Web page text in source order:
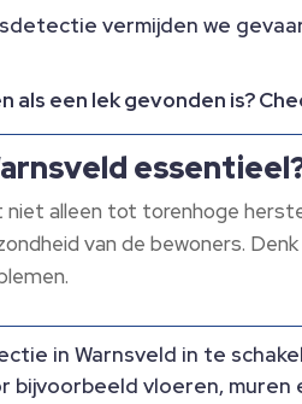
vermijden we
als een lek gevonden is?
alleen tot torenhoge
van de bewoners.
in Warnsveld in te
vloeren,